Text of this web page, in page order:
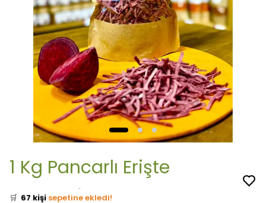
1 Kg Pancarlı Erişte
Şu an 28 kişi inceliyor!
Bu ürünü
🛒 67 kişi sepetine ekledi!